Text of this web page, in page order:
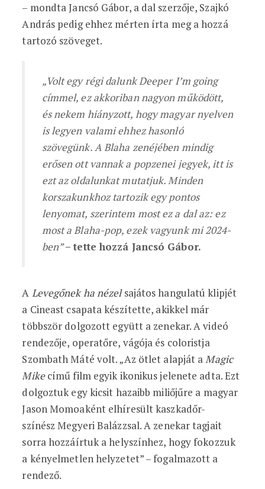
– mondta Jancsó Gábor, a dal szerzője, Szajkó
András pedig ehhez mérten írta meg a hozzá
tartozó szöveget.
„Volt egy régi dalunk Deeper I’m going
címmel, ez akkoriban nagyon működött,
és nekem hiányzott, hogy magyar nyelven
is legyen valami ehhez hasonló
szövegünk. A Blaha zenéjében mindig
erősen ott vannak a popzenei jegyek, itt is
ezt az oldalunkat mutatjuk. Minden
korszakunkhoz tartozik egy pontos
lenyomat, szerintem most ez a dal az: ez
most a Blaha-pop, ezek vagyunk mi 2024-
ben”– tette hozzá Jancsó Gábor.
A Levegőnek ha nézelsajátos hangulatú klipjét
a Cineast csapata készítette, akikkel már
többször dolgozott együtt a zenekar. A videó
rendezője, operatőre, vágója és coloristja
Szombath Máté volt. „Az ötlet alapját aMagic
Mikecímű film egyik ikonikus jelenete adta. Ezt
dolgoztuk egy kicsit hazaibb miliőjűre a magyar
Jason Momoaként elhíresült kaszkadőr-
színész Megyeri Balázzsal. A zenekar tagjait
sorra hozzáírtuk a helyszínhez, hogy fokozzuk
a kényelmetlen helyzetet” – fogalmazott a
rendező.